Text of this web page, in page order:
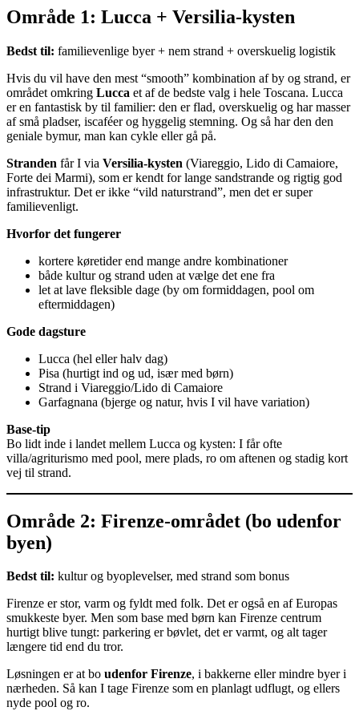
Område 1: Lucca + Versilia-kysten
Bedst til: familievenlige byer + nem strand + overskuelig logistik
Hvis du vil have den mest “smooth” kombination af by og strand, er
området omkring Lucca et af de bedste valg i hele Toscana. Lucca
er en fantastisk by til familier: den er flad, overskuelig og har masser
af små pladser, iscaféer og hyggelig stemning. Og så har den den
geniale bymur, man kan cykle eller gå på.
Stranden får I via Versilia-kysten (Viareggio, Lido di Camaiore,
Forte dei Marmi), som er kendt for lange sandstrande og rigtig god
infrastruktur. Det er ikke “vild naturstrand”, men det er super
familievenligt.
Hvorfor det fungerer
kortere køretider end mange andre kombinationer
både kultur og strand uden at vælge det ene fra
let at lave fleksible dage (by om formiddagen, pool om
eftermiddagen)
Gode dagsture
Lucca (hel eller halv dag)
Pisa (hurtigt ind og ud, især med børn)
Strand i Viareggio/Lido di Camaiore
Garfagnana (bjerge og natur, hvis I vil have variation)
Base-tip
Bo lidt inde i landet mellem Lucca og kysten: I får ofte
villa/agriturismo med pool, mere plads, ro om aftenen og stadig kort
vej til strand.
Område 2: Firenze-området (bo udenfor
byen)
Bedst til: kultur og byoplevelser, med strand som bonus
Firenze er stor, varm og fyldt med folk. Det er også en af Europas
smukkeste byer. Men som base med børn kan Firenze centrum
hurtigt blive tungt: parkering er bøvlet, det er varmt, og alt tager
længere tid end du tror.
Løsningen er at bo udenfor Firenze, i bakkerne eller mindre byer i
nærheden. Så kan I tage Firenze som en planlagt udflugt, og ellers
nyde pool og ro.